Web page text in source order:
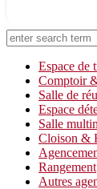
Espace de
Comptoir
Salle de
Espace
Salle
Cloison &
Rangement
Autres